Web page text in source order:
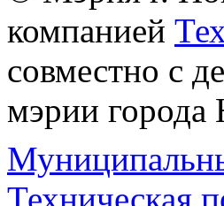
компанией
совместно с
мэрии города